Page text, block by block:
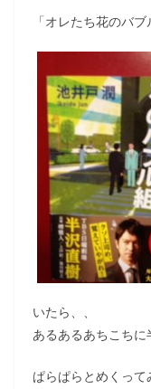
「オレたち花のバ
いたら、、
あるあるあちこちに
ぱらぱらとめくっ